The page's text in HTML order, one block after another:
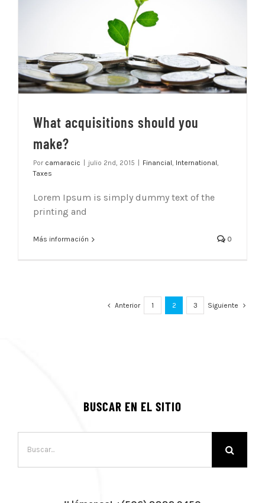
What acquisitions should you
make?
Por camaracic | julio 2nd, 2015 | Financial, International,
Taxes
Lorem Ipsum is simply dummy text of the
printing and
Más información 0
Anterior 1 2 3 Siguiente
BUSCAR EN EL SITIO